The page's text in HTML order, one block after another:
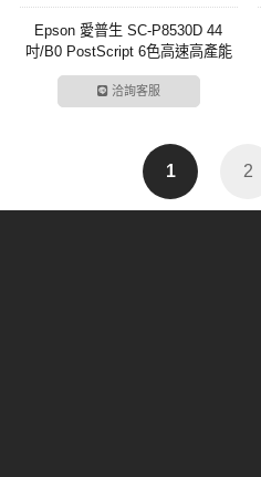
Epson 愛普生 SC-P8530D 44
吋/B0 PostScript 6色高速高產能
高品質影像繪圖機
洽詢客服
1 2